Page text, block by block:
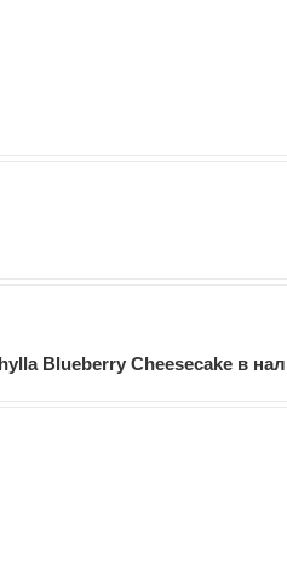
Blueberry Cheesecake в